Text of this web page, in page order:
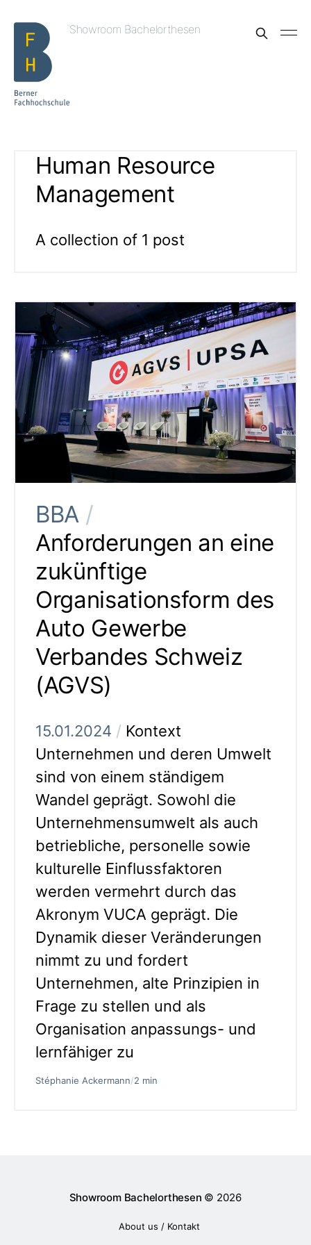
Showroom Bachelorthesen
Human Resource
Management
A collection of 1 post
BBA /
Anforderungen an eine
zukünftige
Organisationsform des
Auto Gewerbe
Verbandes Schweiz
(AGVS)
15.01.2024 / Kontext
Unternehmen und deren Umwelt
sind von einem ständigem
Wandel geprägt. Sowohl die
Unternehmensumwelt als auch
betriebliche, personelle sowie
kulturelle Einflussfaktoren
werden vermehrt durch das
Akronym VUCA geprägt. Die
Dynamik dieser Veränderungen
nimmt zu und fordert
Unternehmen, alte Prinzipien in
Frage zu stellen und als
Organisation anpassungs- und
lernfähiger zu
Stéphanie Ackermann/2 min
Showroom Bachelorthesen © 2026
About us / Kontakt